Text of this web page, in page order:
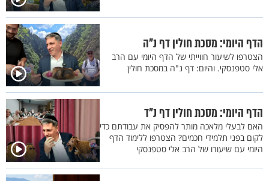
הדף היומי: מסכת חולין דף נ"ה
הצטרפו לשיעור חווייתי של הדף היומי עם הרב
אלי סטפנסקי. והיום: דף נ"ה במסכת חולין
הדף היומי: מסכת חולין דף נ"ד
האם לבעלי מלאכה מותר להפסיק את עבודתם כדי
לקום בפני תלמידי חכמים? הצטרפו ללימוד הדף
היומי עם שיעורו של הרב אלי סטפנסקי